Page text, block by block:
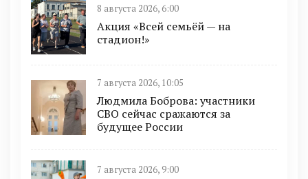
8 августа 2026, 6:00
Акция «Всей семьёй — на
стадион!»
7 августа 2026, 10:05
Людмила Боброва: участники
СВО сейчас сражаются за
будущее России
7 августа 2026, 9:00